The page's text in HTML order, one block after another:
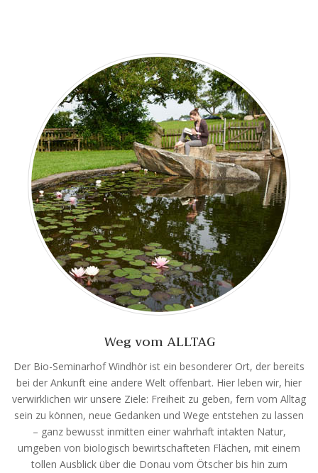
Weg vom ALLTAG
Der Bio-Seminarhof Windhör ist ein besonderer Ort, der bereits
bei der Ankunft eine andere Welt offenbart. Hier leben wir, hier
verwirklichen wir unsere Ziele: Freiheit zu geben, fern vom Alltag
sein zu können, neue Gedanken und Wege entstehen zu lassen
– ganz bewusst inmitten einer wahrhaft intakten Natur,
umgeben von biologisch bewirtschafteten Flächen, mit einem
tollen Ausblick über die Donau vom Ötscher bis hin zum